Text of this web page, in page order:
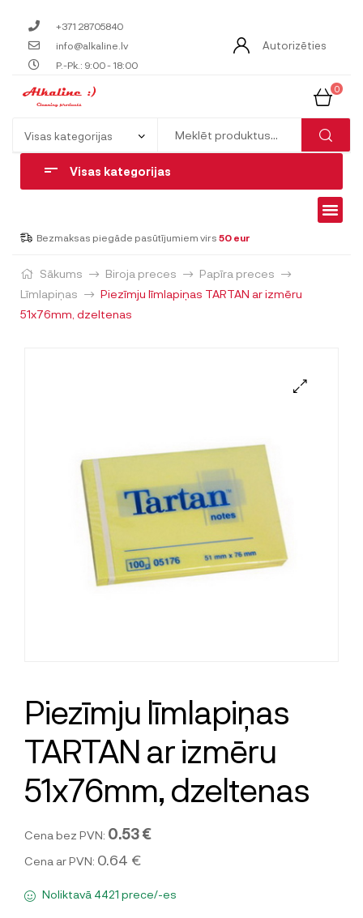
+371 28705840
info@alkaline.lv
P.-Pk.: 9:00 - 18:00
Autorizēties
0
Visas kategorijas
Bezmaksas piegāde pasūtījumiem virs 50 eur
Sākums Biroja preces
Papīra preces
Līmlapiņas
Piezīmju līmlapiņas TARTAN ar izmēru
51x76mm, dzeltenas
Piezīmju līmlapiņas
TARTAN ar izmēru
51x76mm, dzeltenas
Cena bez PVN: 0.53 €
Cena ar PVN: 0.64 €
Noliktavā 4421 prece/-es